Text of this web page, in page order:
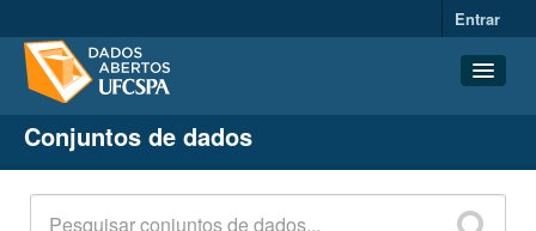
Entrar
Conjuntos de dados
Organizações
Grupos
Conjuntos de dados